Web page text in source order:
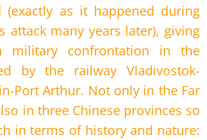
(exactly as it happened during
attack many years later), giving
military confrontation in the
by the railway Vladivostok-
Port Arthur. Not only in the Far
in three Chinese provinces so
in terms of history and nature: